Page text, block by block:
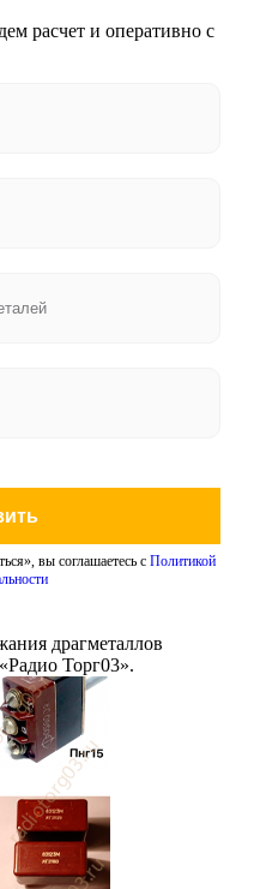
расчет и оперативно с
вы соглашаетесь с Политикой
драгметаллов
Торг03».